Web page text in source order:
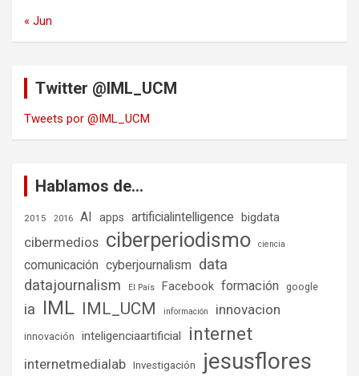
« Jun
Twitter @IML_UCM
Tweets por @IML_UCM
Hablamos de…
2015 2016 AI apps artificialintelligence bigdata
cibermedios ciberperiodismo ciencia
comunicación cyberjournalism data
datajournalism El País Facebook formación google
ia IML IML_UCM información innovacion
innovación inteligenciaartificial internet
internetmedialab Investigación jesusflores